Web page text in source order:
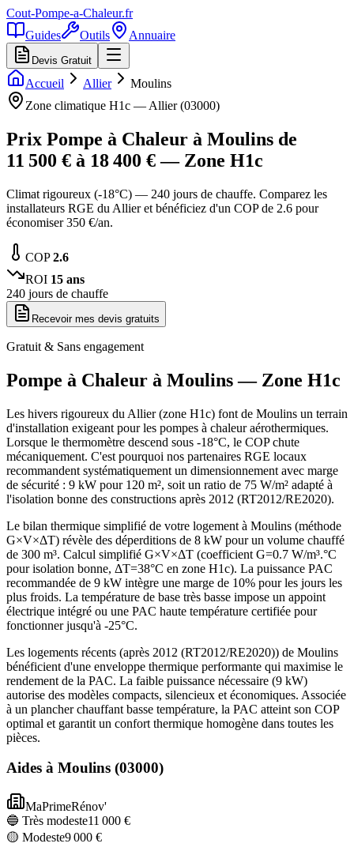
Cout-Pompe-a-Chaleur.fr
Guides
Outils Annuaire
Devis Gratuit
Accueil Allier
Moulins
Zone climatique H1c — Allier(03000)
Prix Pompe à Chaleur à Moulins de
11 500 € à 18 400 € — Zone H1c
Climat rigoureux (-18°C) — 240 jours de chauffe. Comparez les
installateurs RGE du Allier et bénéficiez d'un COP de 2.6 pour
économiser 350 €/an.
COP2.6
ROI 15 ans
240 jours de chauffe
Recevoir mes devis gratuits
Gratuit & Sans engagement
Pompe à Chaleur à Moulins— Zone H1c
Les hivers rigoureux du Allier (zone H1c) font de Moulins un terrain
d'installation exigeant pour les pompes à chaleur aérothermiques.
Lorsque le thermomètre descend sous -18°C, le COP chute
mécaniquement. C'est pourquoi nos partenaires RGE locaux
recommandent systématiquement un dimensionnement avec marge
de sécurité : 9 kW pour 120 m², soit un ratio de 75 W/m² adapté à
l'isolation bonne des constructions après 2012 (RT2012/RE2020).
Le bilan thermique simplifié de votre logement à Moulins (méthode
G×V×ΔT) révèle des déperditions de 8 kW pour un volume chauffé
de 300 m³. Calcul simplifié G×V×ΔT (coefficient G=0.7 W/m³.°C
pour isolation bonne, ΔT=38°C en zone H1c). La puissance PAC
recommandée de 9 kW intègre une marge de 10% pour les jours les
plus froids. La température de base très basse impose un appoint
électrique intégré ou une PAC haute température certifiée pour
fonctionner jusqu'à -25°C.
Les logements récents (après 2012 (RT2012/RE2020)) de Moulins
bénéficient d'une enveloppe thermique performante qui maximise le
rendement de la PAC. La faible puissance nécessaire (9 kW)
autorise des modèles compacts, silencieux et économiques. Associée
à un plancher chauffant basse température, la PAC atteint son COP
optimal et garantit un confort thermique homogène dans toutes les
pièces.
Aides à Moulins (03000)
MaPrimeRénov'
🔵 Très modeste11 000 €
🟡 Modeste9 000 €